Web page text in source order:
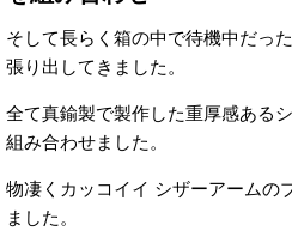
そして長らく箱の中で待機中だっ
張り出してきました。
全て真鍮製で製作した重厚感ある
組み合わせました。
物凄くカッコイイ シザーアームの
ました。